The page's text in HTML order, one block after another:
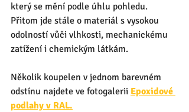
který se mění podle úhlu pohledu.
Přitom jde stále o materiál s vysokou
odolností vůči vlhkosti, mechanickému
zatížení i chemickým látkám.
Několik koupelen v jednom barevném
odstínu najdete ve fotogalerii Epoxidové
podlahy v RAL.